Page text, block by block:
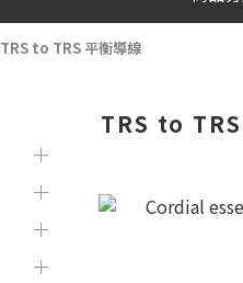
TRS to TRS 平衡導線
TRS to